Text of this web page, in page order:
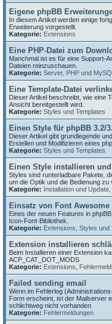
Eigene phpBB
In diesem Artikel werden einige
Erweiterung vorgestellt.
Kategorie: Extensions
Eine PHP-Datei zum
Manchmal ist es für eine Support-
Dateien reinzuschauen.
Kategorie: Server, PHP und
Eine Template-Datei
Dieser Artikel beschreibt, wie eine
Ansicht bereitgestellt wird.
Kategorie: Styles und Templates
Einen Style für phpBB 3.2/
Dieser Artikel gibt grundlegende
Erstellen und Modifizieren eines
Kategorie: Styles und Templates
Einen Style installieren
Styles sind runterladbare Pakete,
um die Optik und die Bedienung zu
Kategorie: Installation und Update
Einsatz von Font
Eines der neuen Features in
Icon-Font-Bibliothek.
Kategorie: Extensions Styles und
Extension installieren
Beim Installieren einer Extension
ACP_CAT_DOT_MODS
Kategorie: Extensions
Failed sending email
Wenn im Fehlerlog
Form erscheint, ist der Mailserver
schlichtweg nicht vorhanden
Kategorie: Fehlermeldungen